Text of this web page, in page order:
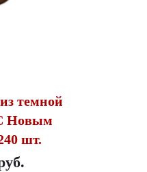
темной
Новым
шт.